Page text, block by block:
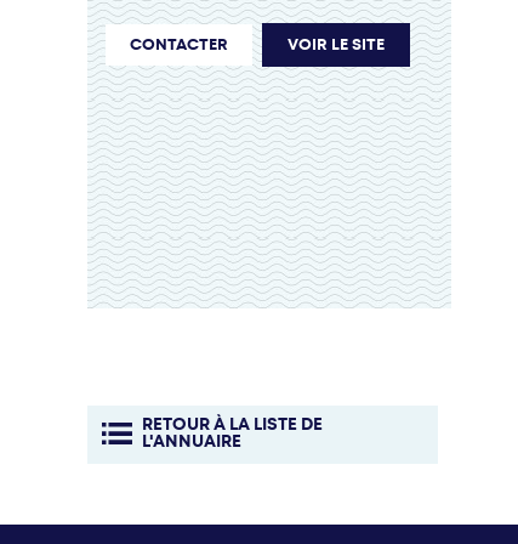
CONTACTER VOIR LE SITE
RETOUR À LA LISTE DE
L'ANNUAIRE